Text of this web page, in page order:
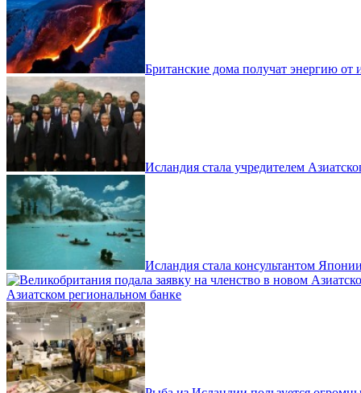
Британские дома получат энергию от
Исландия стала учредителем
Исландия стала консультантом
Азиатском региональном банке